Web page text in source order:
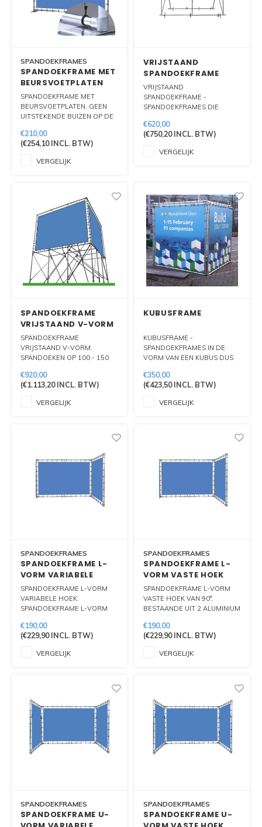
SPANDOEKFRAMES
SPANDOEKFRAME MET
BEURSVOETPLATEN
SPANDOEKFRAME MET
BEURSVOETPLATEN. GEEN
UITSTEKENDE BUIZEN OP DE
EXCLUSIEVE AFWERKING ON
NAGENOEG GEEN OBSTAKELS
€210,00
(€254,10INCL. BTW)
VERGELIJK
VRIJSTAAND
SPANDOEKFRAME
VRIJSTAAND
SPANDOEKFRAME -
SPANDOEKFRAMES DIE
STORMVAST TE PLAATSEN OP
ZACHTE GROND.
€620,00
(€750,20INCL. BTW)
VERGELIJK
SPANDOEKFRAME
VRIJSTAAND V-VORM
SPANDOEKFRAME
VRIJSTAAND V-VORM.
SPANDOEKEN OP 100 - 150
MEERDERE FORMATEN
MOGELIJK. STORMVAST TE
GROND.
€920,00
(€1.113,20INCL. BTW)
VERGELIJK
KUBUSFRAME
KUBUSFRAME -
SPANDOEKFRAMES IN DE
VORM VAN EEN KUBUS DUS
€350,00
(€423,50INCL. BTW)
VERGELIJK
SPANDOEKFRAMES
SPANDOEKFRAME L-
VORM VARIABELE
HOEK
SPANDOEKFRAME L-VORM
VARIABELE HOEK.
SPANDOEKFRAME L-VORM
BESTAANDE UIT 2 ALUMINIUM
FRAMES TE PLAATSEN IN
BEURSOPSTELLING.
€190,00
(€229,90INCL. BTW)
VERGELIJK
SPANDOEKFRAMES
SPANDOEKFRAME L-
VORM VASTE HOEK
SPANDOEKFRAME L-VORM
VASTE HOEK VAN 90°,
BESTAANDE UIT 2 ALUMINIUM
VORM. IDEAAL VOOR
BEURSOPSTELLING OF
€190,00
(€229,90INCL. BTW)
VERGELIJK
SPANDOEKFRAMES
SPANDOEKFRAME U-
SPANDOEKFRAMES
SPANDOEKFRAME U-